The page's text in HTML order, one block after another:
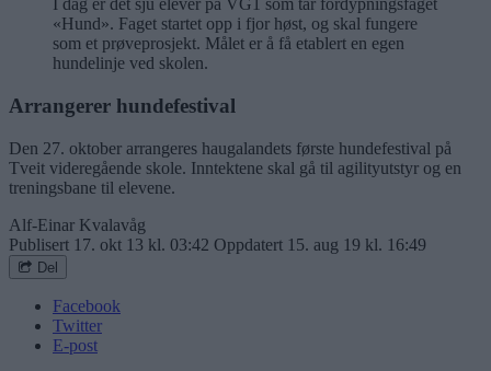
I dag er det sju elever på VG1 som tar fordypningsfaget
«Hund». Faget startet opp i fjor høst, og skal fungere
som et prøveprosjekt. Målet er å få etablert en egen
hundelinje ved skolen.
Arrangerer hundefestival
Den 27. oktober arrangeres haugalandets første hundefestival på
Tveit videregående skole. Inntektene skal gå til agilityutstyr og en
treningsbane til elevene.
Alf-Einar Kvalavåg
Publisert 17. okt 13 kl. 03:42 Oppdatert 15. aug 19 kl. 16:49
Del
Facebook
Twitter
E-post